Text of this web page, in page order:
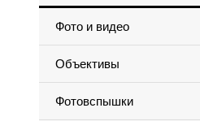
Фото и видео
Объективы
Фотовспышки